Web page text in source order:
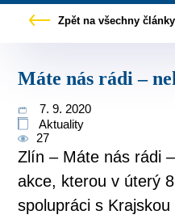
vyřídit
Zpět na všechny články
Máte nás rádi –
7. 9. 2020
Aktuality
27
Zlín – Máte nás rádi
akce, kterou v úterý
spolupráci s